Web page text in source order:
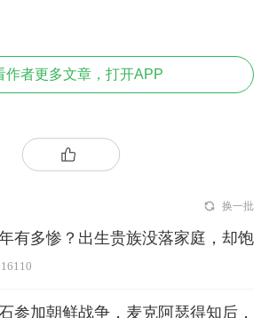
作者更多文章，打开APP
有多惨？出生贵族没落家庭，却饱
参加朝鲜战争，麦克阿瑟得知后，
换一批